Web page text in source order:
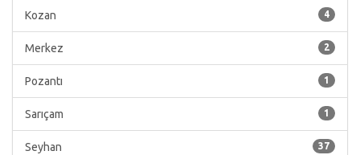
4
Kozan
2
Merkez
1
Pozantı
1
Sarıçam
37
Seyhan